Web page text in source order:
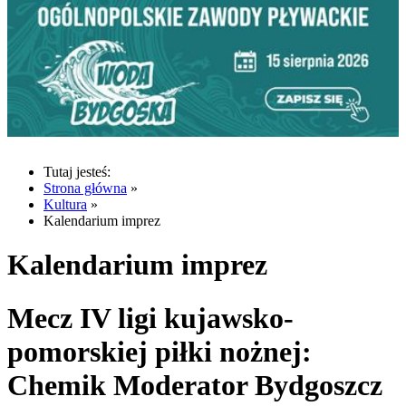
Tutaj jesteś:
Strona główna »
Kultura »
Kalendarium imprez
Kalendarium imprez
Mecz IV ligi kujawsko-
pomorskiej piłki nożnej:
Chemik Moderator Bydgoszcz